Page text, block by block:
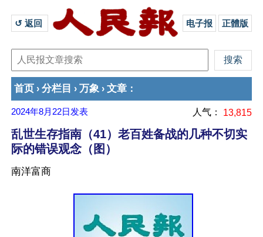
↺ 返回 电子报 正體版
首页 › 分栏目 › 万象 › 文章 ：
2024年8月22日 发表 人气： 13,815
乱世生存指南（41）老百姓备战的几种不切实
际的错误观念（图）
南洋富商